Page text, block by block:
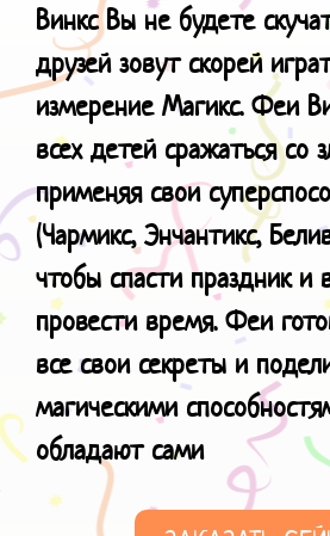
Винкс Вы не будете
друзей зовут скорей
измерение Магикс. Феи
всех детей сражаться со
применяя свои
(Чармикс, Энчантикс,
чтобы спасти праздник и
провести время. Феи
все свои секреты и
магическими
обладают сами